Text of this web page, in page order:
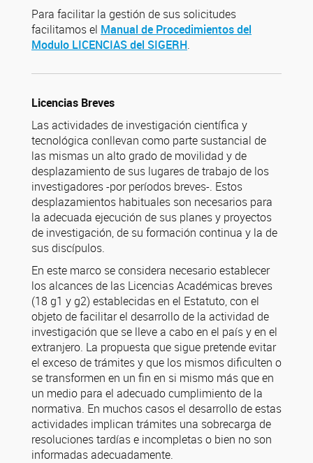
Para facilitar la gestión de sus solicitudes
facilitamos el Manual de Procedimientos del
Modulo LICENCIAS del SIGERH.
Licencias Breves
Las actividades de investigación científica y
tecnológica conllevan como parte sustancial de
las mismas un alto grado de movilidad y de
desplazamiento de sus lugares de trabajo de los
investigadores -por períodos breves-. Estos
desplazamientos habituales son necesarios para
la adecuada ejecución de sus planes y proyectos
de investigación, de su formación continua y la de
sus discípulos.
En este marco se considera necesario establecer
los alcances de las Licencias Académicas breves
(18 g1 y g2) establecidas en el Estatuto, con el
objeto de facilitar el desarrollo de la actividad de
investigación que se lleve a cabo en el país y en el
extranjero. La propuesta que sigue pretende evitar
el exceso de trámites y que los mismos dificulten o
se transformen en un fin en si mismo más que en
un medio para el adecuado cumplimiento de la
normativa. En muchos casos el desarrollo de estas
actividades implican trámites una sobrecarga de
resoluciones tardías e incompletas o bien no son
informadas adecuadamente.